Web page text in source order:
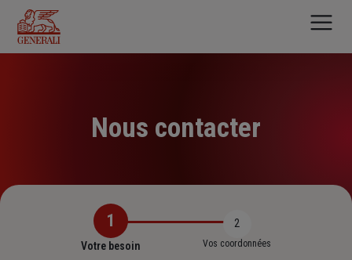
contenu
principal
Nous contacter
1
Votre besoin
2
Vos coordonnées